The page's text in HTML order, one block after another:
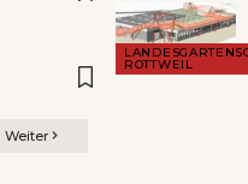
ROTTWEIL
Weiter